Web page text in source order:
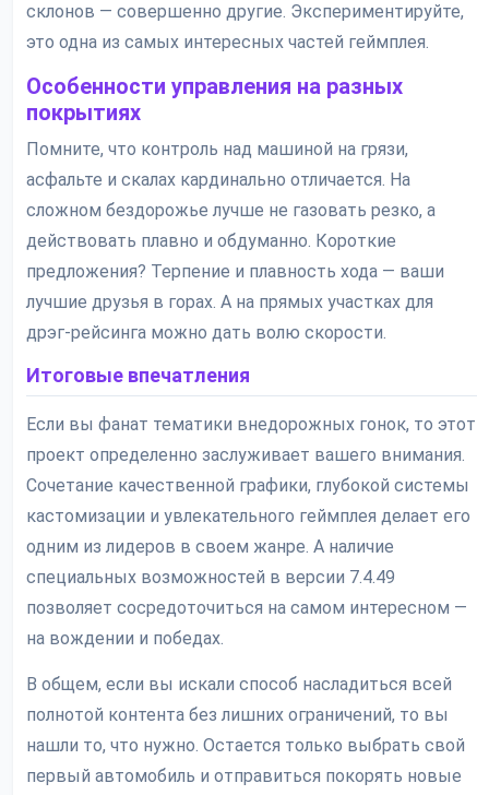
склонов — совершенно другие. Экспериментируйте,
это одна из самых интересных частей геймплея.
Особенности управления на разных
покрытиях
Помните, что контроль над машиной на грязи,
асфальте и скалах кардинально отличается. На
сложном бездорожье лучше не газовать резко, а
действовать плавно и обдуманно. Короткие
предложения? Терпение и плавность хода — ваши
лучшие друзья в горах. А на прямых участках для
дрэг-рейсинга можно дать волю скорости.
Итоговые впечатления
Если вы фанат тематики внедорожных гонок, то этот
проект определенно заслуживает вашего внимания.
Сочетание качественной графики, глубокой системы
кастомизации и увлекательного геймплея делает его
одним из лидеров в своем жанре. А наличие
специальных возможностей в версии 7.4.49
позволяет сосредоточиться на самом интересном —
на вождении и победах.
В общем, если вы искали способ насладиться всей
полнотой контента без лишних ограничений, то вы
нашли то, что нужно. Остается только выбрать свой
первый автомобиль и отправиться покорять новые